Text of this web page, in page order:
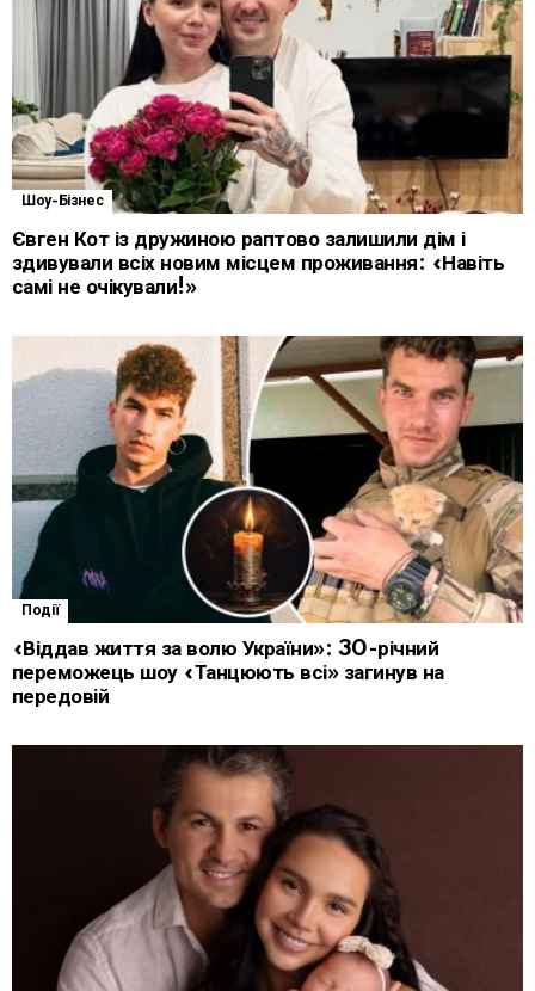
Шоу-Бізнес
Євген Кот із дружиною раптово залишили дім і
здивували всіх новим місцем проживання: «Навіть
самі не очікували!»
Події
«Віддав життя за волю України»: 30-річний
переможець шоу «Танцюють всі» загинув на
передовій